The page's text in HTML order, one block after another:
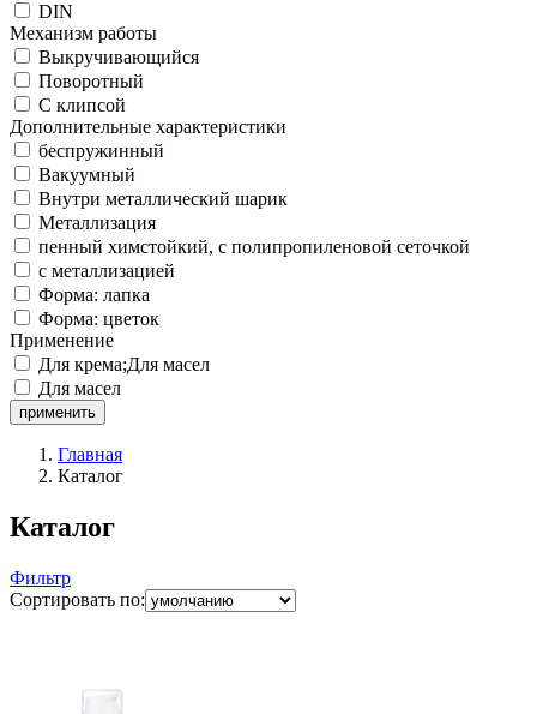
DIN
Механизм работы
Выкручивающийся
Поворотный
С клипсой
Дополнительные характеристики
беспружинный
Вакуумный
Внутри металлический шарик
Металлизация
пенный химстойкий, с полипропиленовой сеточкой
с металлизацией
Форма: лапка
Форма: цветок
Применение
Для крема;Для масел
Для масел
применить
Главная
Каталог
Каталог
Фильтр
Сортировать по: